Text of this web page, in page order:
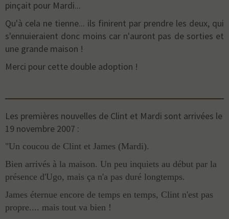
pinçait pour Mardi...
Qu'à cela ne tienne... ils finirent par prendre les deux, qui
s'ennuieraient donc moins car n'auront pas de sorties et
une grande maison !
Merci pour cette double adoption !
Les premières nouvelles de Clint et Mardi sont arrivées le
19 novembre 2007 :
"Un coucou de Clint et James (Mardi).
Bien arrivés à la maison. Un peu inquiets au début par la
présence d'Ugo, mais ça n'a pas duré longtemps.
James éternue encore de temps en temps, Clint n'est pas
propre.... mais tout va bien !